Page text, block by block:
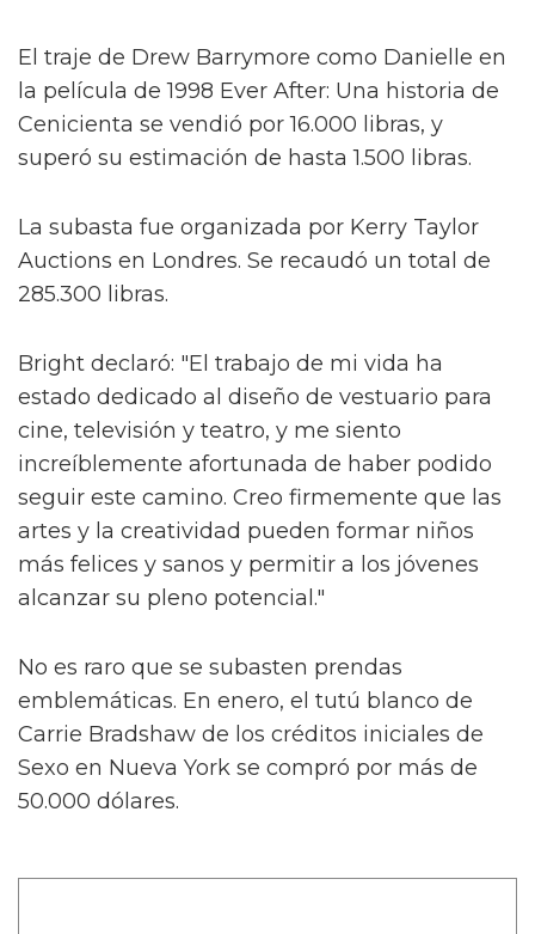
El traje de Drew Barrymore como Danielle en
la película de 1998 Ever After: Una historia de
Cenicienta se vendió por 16.000 libras, y
superó su estimación de hasta 1.500 libras.
La subasta fue organizada por Kerry Taylor
Auctions en Londres. Se recaudó un total de
285.300 libras.
Bright declaró: "El trabajo de mi vida ha
estado dedicado al diseño de vestuario para
cine, televisión y teatro, y me siento
increíblemente afortunada de haber podido
seguir este camino. Creo firmemente que las
artes y la creatividad pueden formar niños
más felices y sanos y permitir a los jóvenes
alcanzar su pleno potencial."
No es raro que se subasten prendas
emblemáticas. En enero, el tutú blanco de
Carrie Bradshaw de los créditos iniciales de
Sexo en Nueva York se compró por más de
50.000 dólares.